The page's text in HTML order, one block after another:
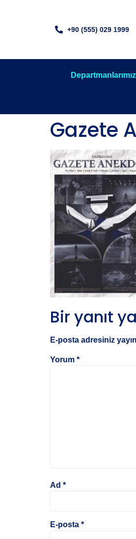
+90 (555) 029 1999
Departmanlarımız
Gazete
Bir yanıt
E-posta adresiniz
Yorum *
Ad *
E-posta *